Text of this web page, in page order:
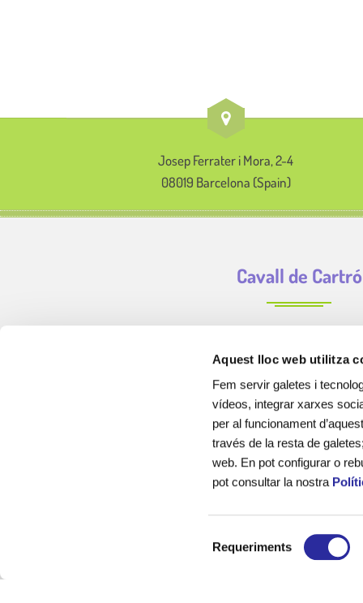
Aquest lloc web utilitza
Fem servir galetes i
vídeos, integrar xarxes
per al funcionament
través de la resta de
web. En pot configurar o
pot consultar la nostra
e
Requeriments
Josep Ferrater i Mora, 2-4
08019 Barcelona (Spain)
Cavall de Cartró
el seu desenvolupament educatiu,